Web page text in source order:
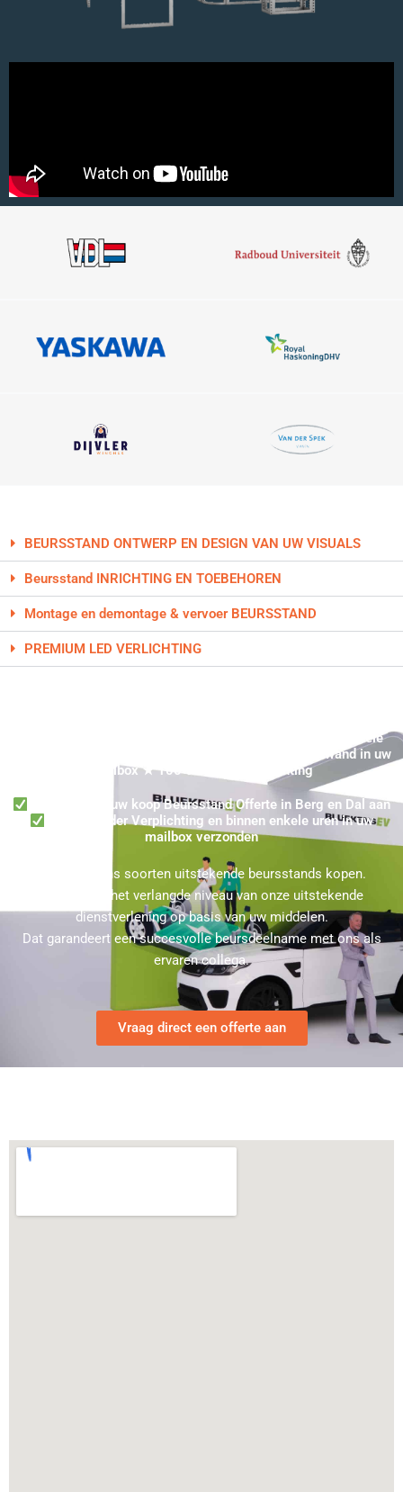
BEURSSTAND ONTWERP EN DESIGN VAN UW VISUALS
Beursstand INRICHTING EN TOEBEHOREN
Montage en demontage & vervoer BEURSSTAND
PREMIUM LED VERLICHTING
Gekochte Beursstand in Berg en Dal? Ontvang binnen enkele
uren een Offerte in Berg en Dal voor een Presentatiewand in uw
mailbox ★ 100% Zonder Verplichting
Vraag online uw koop Beursstand Offerte in Berg en Dal aan
100% Zonder Verplichting en binnen enkele uren in uw
mailbox verzonden
U kunt bij ons soorten uitstekende beursstands kopen.
Kies hierbij het verlangde niveau van onze uitstekende
dienstverlening op basis van uw middelen.
Dat garandeert een succesvolle beursdeelname met ons als
ervaren collega.
Vraag direct een offerte aan